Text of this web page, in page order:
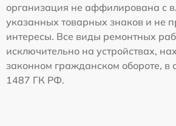
организация не аффилирована с
указанных товарных знаков и не
интересы. Все виды ремонтных
исключительно на устройствах,
законном гражданском обороте, в
1487 ГК РФ.